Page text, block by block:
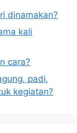
dinamakan?
kali
cara?
padi,
kegiatan?